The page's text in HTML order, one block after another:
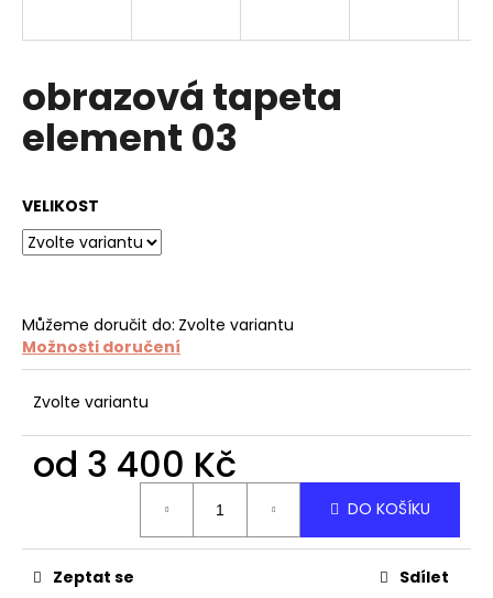
obrazová tapeta
element 03
VELIKOST
Můžeme doručit do: Zvolte variantu
Možnosti doručení
Zvolte variantu
od 3 400 Kč
DO KOŠÍKU
Zeptat se Sdílet
í
t
?
D
o
p
u
j
e